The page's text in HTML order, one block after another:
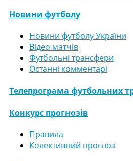
Новини футболу
Новини футболу України
Відео матчів
Футбольні трансфери
Останні комментарі
Телепрограма футбольних
Конкурс прогнозів
Правила
Колективний прогноз